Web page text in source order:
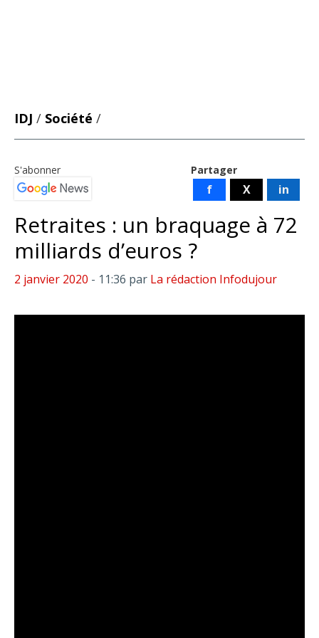
IDJ / Société /
Partager
f X in
S'abonner
Retraites : un braquage à 72
milliards d’euros ?
2 janvier 2020 - 11:36 par La rédaction Infodujour